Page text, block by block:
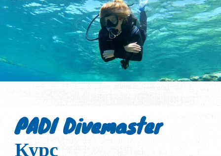
PADI Divemaster
Курс